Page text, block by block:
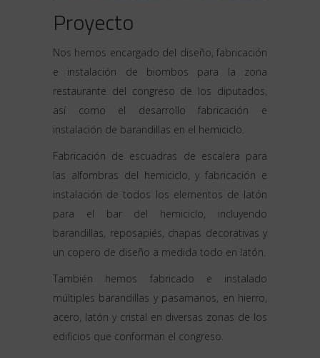
Proyecto
Nos hemos encargado del diseño, fabricación
e instalación de biombos para la zona
restaurante del congreso de los diputados,
así como el desarrollo fabricación e
instalación de barandillas en el hemiciclo.
Fabricación de escuadras de escalera para
las alfombras del hemiciclo, y fabricación e
instalación de todos los elementos de latón
para el bar del hemiciclo, incluyendo
barandillas, reposapiés, chapas decorativas y
un copero de diseño a medida todo en latón.
También hemos fabricado e instalado
múltiples barandillas y pasamanos, en hierro,
acero, latón y cristal en diversas zonas de los
edificios que conforman el congreso.